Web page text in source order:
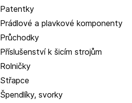
Patentky
Prádlové a plavkové komponenty
Průchodky
Příslušenství k šicím strojům
Rolničky
Střapce
Špendlíky, svorky